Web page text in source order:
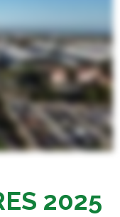
2025